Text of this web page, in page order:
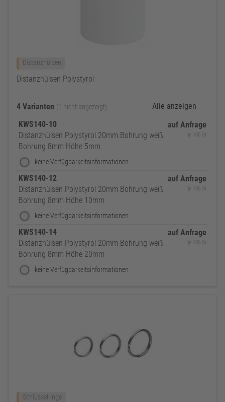
Distanzhülsen
Distanzhülsen Polystyrol
4 Varianten (1 nicht angezeigt)
Alle anzeigen
KWS140-10
Distanzhülsen Polystyrol 20mm Bohrung weiß
Bohrung 8mm Höhe 5mm
keine Verfügbarkeitsinformationen
auf Anfrage
je 100 St
KWS140-12
Distanzhülsen Polystyrol 20mm Bohrung weiß
Bohrung 8mm Höhe 10mm
keine Verfügbarkeitsinformationen
auf Anfrage
je 100 St
KWS140-14
Distanzhülsen Polystyrol 20mm Bohrung weiß
Bohrung 8mm Höhe 20mm
keine Verfügbarkeitsinformationen
auf Anfrage
je 100 St
Schlüsselringe